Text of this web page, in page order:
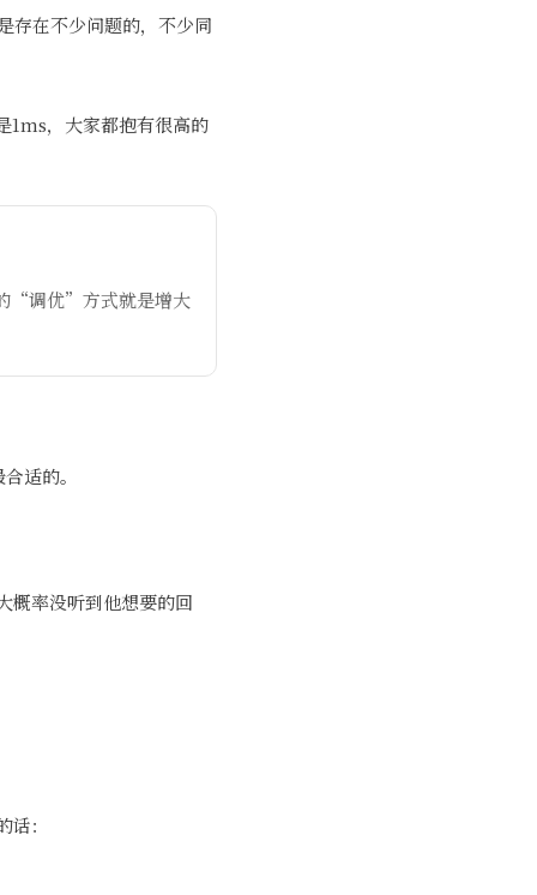
存在不少问题的，不少同
1ms，大家都抱有很高的
“调优”方式就是增大
适的。
概率没听到他想要的回
：